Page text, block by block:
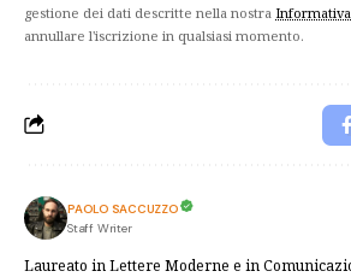
gestione dei dati descritte nella nostra
annullare l'iscrizione in qualsiasi momento.
PAOLO SACCUZZO
Staff Writer
Laureato in Lettere Moderne e in